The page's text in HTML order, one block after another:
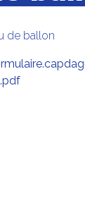
de ballon